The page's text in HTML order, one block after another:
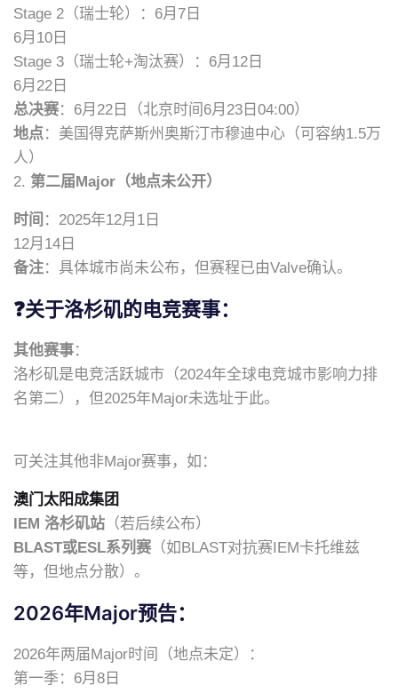
Stage 2（瑞士轮）：6月7日
6月10日
Stage 3（瑞士轮+淘汰赛）：6月12日
6月22日
总决赛：6月22日（北京时间6月23日04:00）
地点：美国得克萨斯州奥斯汀市穆迪中心（可容纳1.5万
人）
2. 第二届Major（地点未公开）
时间 ：2025年12月1日
12月14日
备注：具体城市尚未公布，但赛程已由Valve确认。
❓关于洛杉矶的电竞赛事：
其他赛事：
洛杉矶是电竞活跃城市（2024年全球电竞城市影响力排
名第二），但2025年Major未选址于此。
可关注其他非Major赛事，如：
澳门太阳成集团
IEM 洛杉矶站 （若后续公布）
BLAST或ESL系列赛 （如BLAST对抗赛IEM卡托维兹
等，但地点分散）。
2026年Major预告：
2026年两届Major时间（地点未定）：
第一季：6月8日